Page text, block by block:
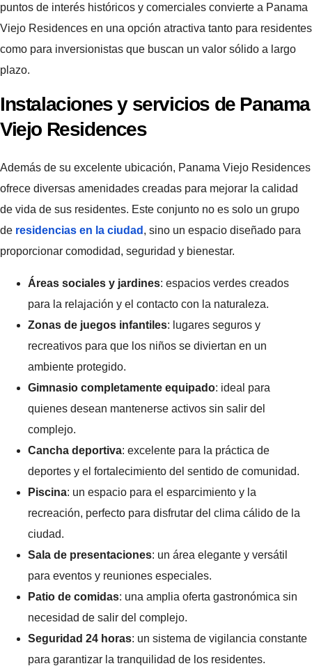
puntos de interés históricos y comerciales convierte a Panama
Viejo Residences en una opción atractiva tanto para residentes
como para inversionistas que buscan un valor sólido a largo
plazo.
Instalaciones y servicios de Panama
Viejo Residences
Además de su excelente ubicación, Panama Viejo Residences
ofrece diversas amenidades creadas para mejorar la calidad
de vida de sus residentes. Este conjunto no es solo un grupo
de residencias en la ciudad , sino un espacio diseñado para
proporcionar comodidad, seguridad y bienestar.
Áreas sociales y jardines: espacios verdes creados
para la relajación y el contacto con la naturaleza.
Zonas de juegos infantiles: lugares seguros y
recreativos para que los niños se diviertan en un
ambiente protegido.
Gimnasio completamente equipado: ideal para
quienes desean mantenerse activos sin salir del
complejo.
Cancha deportiva: excelente para la práctica de
deportes y el fortalecimiento del sentido de comunidad.
Piscina: un espacio para el esparcimiento y la
recreación, perfecto para disfrutar del clima cálido de la
ciudad.
Sala de presentaciones: un área elegante y versátil
para eventos y reuniones especiales.
Patio de comidas: una amplia oferta gastronómica sin
necesidad de salir del complejo.
Seguridad 24 horas: un sistema de vigilancia constante
para garantizar la tranquilidad de los residentes.